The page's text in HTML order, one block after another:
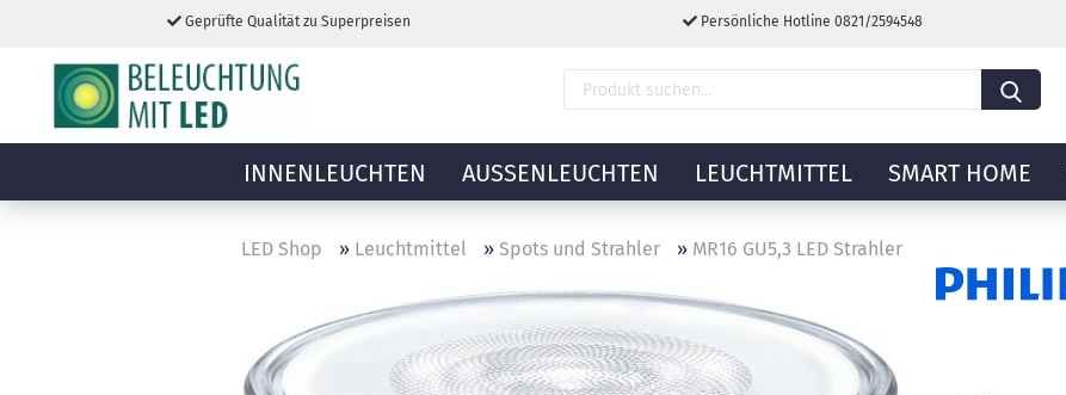
Geprüfte Qualität zu Superpreisen Persönliche Hotline 0821/2594548
INNENLEUCHTEN AUSSENLEUCHTEN LEUCHTMITTEL SMART HOME
LED Shop » Leuchtmittel » Spots und Strahler » MR16 GU5,3 LED Strahler